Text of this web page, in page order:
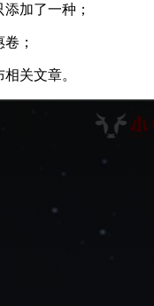
加了一种；
；
关文章。